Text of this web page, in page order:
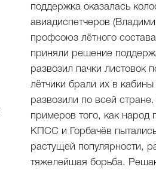
поддержка оказалась
авиадиспетчеров
профсоюз лётного
приняли решение
развозил пачки листовок
лётчики брали их в
развозили по всей
примеров того, как народ
КПСС и Горбачёв
растущей популярности,
тяжелейшая борьба.